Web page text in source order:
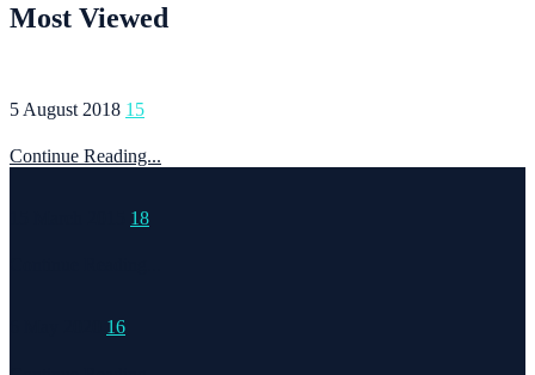
Most Viewed
5 August 2018 15
Continue Reading...
18
16